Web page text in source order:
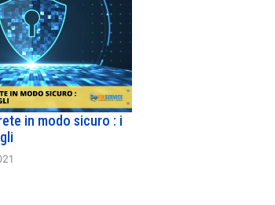
in modo sicuro : i